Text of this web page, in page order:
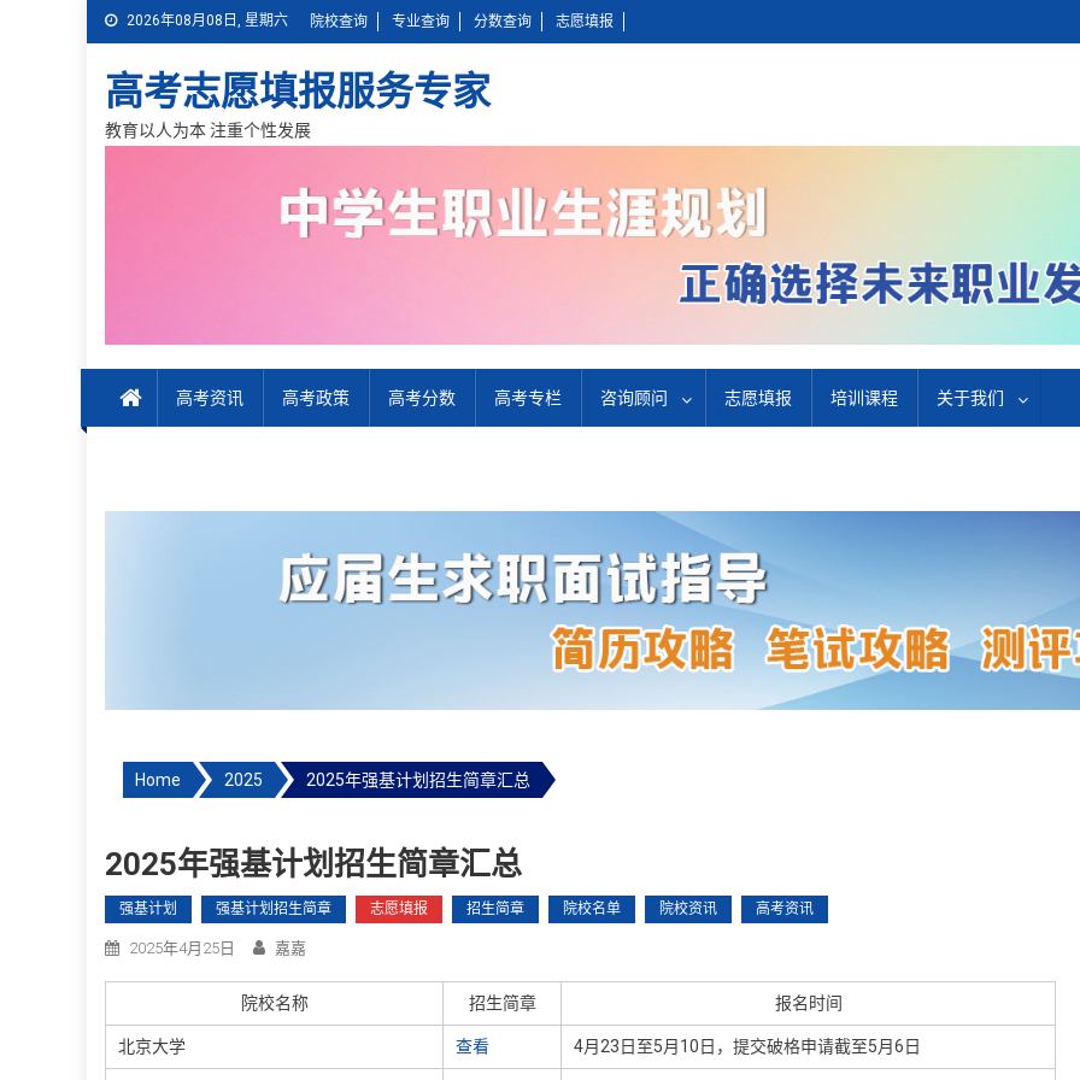
2026年08月08日, 星期六 院校查询 专业查询 分数查询 志愿填报
高考志愿填报服务专家
教育以人为本 注重个性发展
高考资讯 高考政策 高考分数 高考专栏 咨询顾问 志愿填报 培训课程 关于我们
Home 2025 2025年强基计划招生简章汇总
2025年强基计划招生简章汇总
强基计划 强基计划招生简章 志愿填报 招生简章 院校名单 院校资讯 高考资讯
2025年4月25日 嘉嘉
院校名称 招生简章 报名时间
北京大学 查看 4月23日至5月10日，提交破格申请截至5月6日